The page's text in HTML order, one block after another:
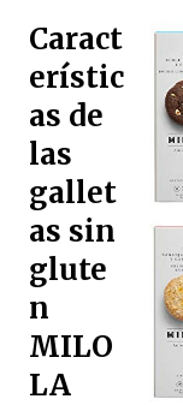
Caract
erístic
as de
las
gallet
as sin
glute
n
MILO
LA